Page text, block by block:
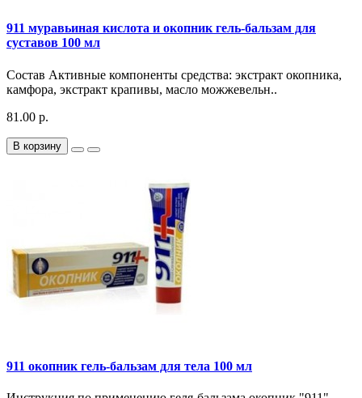
911 муравьиная кислота и окопник гель-бальзам для
суставов 100 мл
Состав Активные компоненты средства: экстракт окопника,
камфора, экстракт крапивы, масло можжевельн..
81.00 р.
В корзину
911 окопник гель-бальзам для тела 100 мл